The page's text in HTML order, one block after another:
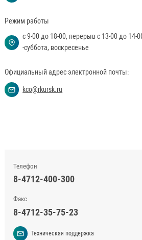
Режим работы
с 9-00 до 18-00, перерыв с 13-00 до 14-
-суббота, воскресенье
Официальный адрес электронной почты:
kco@rkursk.ru
Телефон
8-4712-400-300
Факс
8-4712-35-75-23
Техническая поддержка